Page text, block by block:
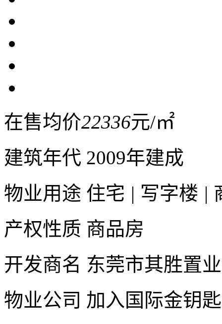
在售均价22336元/㎡
建筑年代 2009年建成
物业用途 住宅 | 写字楼 |
产权性质 商品房
开发商名 东莞市其胜置
物业公司 加入国际金钥